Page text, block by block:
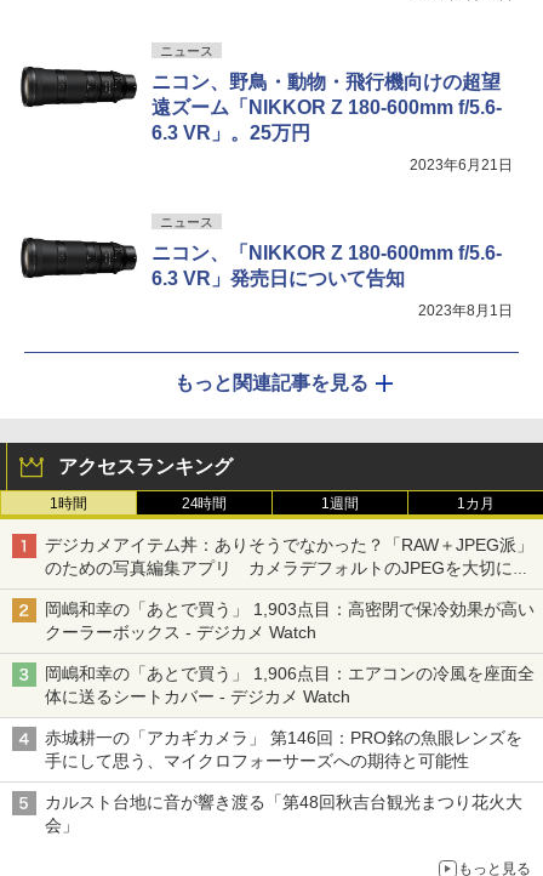
ニュース
ニコン、野鳥・動物・飛行機向けの超望
遠ズーム「NIKKOR Z 180-600mm f/5.6-
6.3 VR」。25万円
2023年6月21日
ニュース
ニコン、「NIKKOR Z 180-600mm f/5.6-
6.3 VR」発売日について告知
2023年8月1日
もっと関連記事を見る
アクセスランキング
1時間 24時間 1週間 1カ月
デジカメアイテム丼：ありそうでなかった？「RAW＋JPEG派」
のための写真編集アプリ カメラデフォルトのJPEGを大切にす
る「Filmator」
岡嶋和幸の「あとで買う」 1,903点目：高密閉で保冷効果が高い
クーラーボックス - デジカメ Watch
岡嶋和幸の「あとで買う」 1,906点目：エアコンの冷風を座面全
体に送るシートカバー - デジカメ Watch
赤城耕一の「アカギカメラ」 第146回：PRO銘の魚眼レンズを
手にして思う、マイクロフォーサーズへの期待と可能性
カルスト台地に音が響き渡る「第48回秋吉台観光まつり花火大
会」
もっと見る